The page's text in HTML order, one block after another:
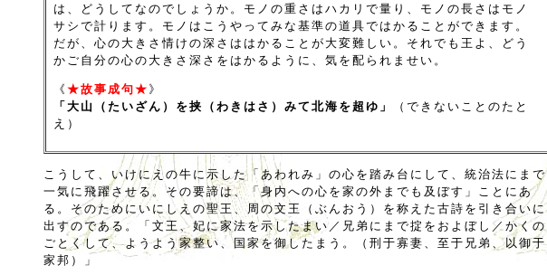
は、どうしてなのでしょうか。モノの重さはハカリで量り、モノの長さはモノ
サシで計ります。モノはこうやってみな基準の道具ではかることができます。
だが、心の大きさ情けの深さははかることが大変難しい。それでも王よ、どう
かご自分の心の大きさ深さをはかるように、気を配られませい。
《 ★故事成句★ 》
「大山（たいざん）を挟（わきはさ）みて北海を超ゆ」
（できないことのたと
え）
こうして、いけにえの牛に示した「あわれみ」の心を踏み台にして、統治法にまで
一気に飛躍させる。その要諦は、「身内への心を家の外までも及ぼす」ことにあ
る。そのためにいにしえの聖王、周の文王（ぶんおう）を称えた古詩を引き合いに
出すのである。「文王、妃に家法を示したまい／兄弟にまで掟をおよぼし／かくの
ごとくして、ようよう家整い、国家を御したまう。（刑于寡妻、至于兄弟、以御于
家邦）」